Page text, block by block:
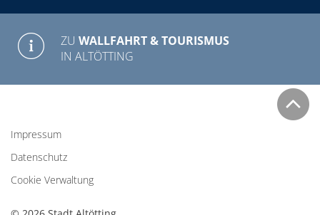
ZU WALLFAHRT & TOURISMUS
IN ALTÖTTING
Impressum
Datenschutz
Cookie Verwaltung